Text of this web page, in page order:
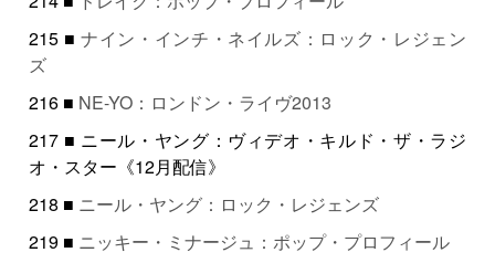
215 ■ナイン・インチ・ネイルズ：ロック・レジェン
ズ
216 ■ NE-YO：ロンドン・ライヴ2013
217 ■ ニール・ヤング：ヴィデオ・キルド・ザ・ラジ
オ・スター《12月配信》
218 ■ ニール・ヤング：ロック・レジェンズ
219 ■ ニッキー・ミナージュ：ポップ・プロフィール